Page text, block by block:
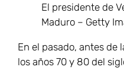
El presidente de
Maduro – Getty
En el pasado, antes de
los años 70 y 80 del